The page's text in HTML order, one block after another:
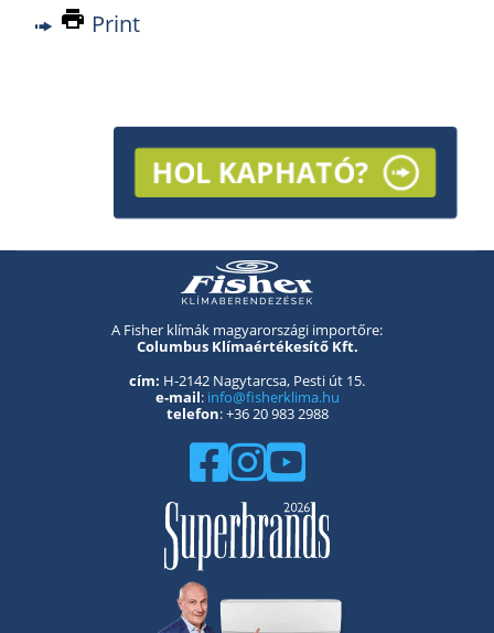
Print
HOL KAPHATÓ?
A Fisher klímák magyarországi importőre:
Columbus Klímaértékesítő Kft.
cím: H-2142 Nagytarcsa, Pesti út 15.
e-mail: info@fisherklima.hu
telefon: +36 20 983 2988